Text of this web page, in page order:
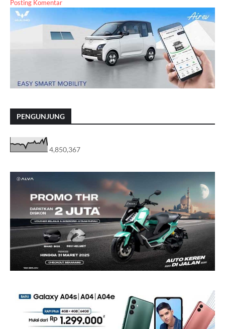
Posting Komentar
PENGUNJUNG
4,850,367